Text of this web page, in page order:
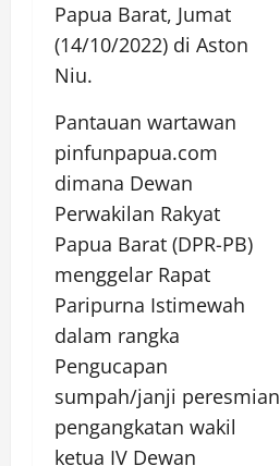
Papua Barat, Jumat
(14/10/2022) di Aston
Niu.
Pantauan wartawan
pinfunpapua.com
dimana Dewan
Perwakilan Rakyat
Papua Barat (DPR-PB)
menggelar Rapat
Paripurna Istimewah
dalam rangka
Pengucapan
sumpah/janji peresmian
pengangkatan wakil
ketua IV Dewan